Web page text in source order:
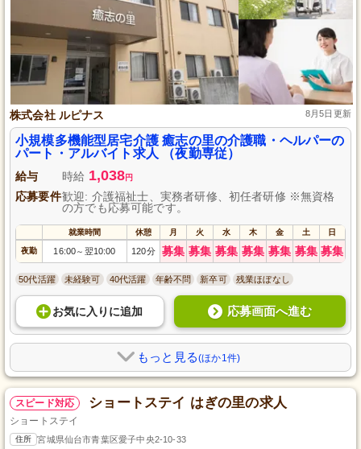
株式会社 ルピナス 8月5日更新
小規模多機能型居宅介護 癒志の里の介護職・ヘルパーの
パート・アルバイト求人 （夜勤専従）
給与 時給 1,038円
応募要件歓迎: 介護福祉士、実務者研修、初任者研修 ※無資格
の方でも応募可能です。
就業時間 休憩 月 火 水 木 金 土 日
夜勤 16:00～ 翌10:00 120分 募集 募集 募集 募集 募集 募集 募集
50代活躍 未経験可 40代活躍 年齢不問 新卒可 残業ほぼなし
お気に入り に追加 応募画面へ進む
もっと見る(ほか1件)
スピード対応 ショートステイ はぎの里の求人
ショートステイ
住所 宮城県仙台市青葉区愛子中央2-10-33